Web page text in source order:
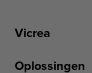
Vicrea
Oplossingen